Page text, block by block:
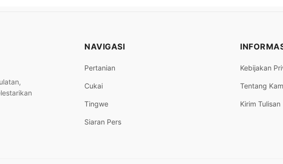
NAVIGASI
Pertanian
Cukai
Tingwe
Siaran Pers
Kebijakan
Tentang
Kirim Tulisan